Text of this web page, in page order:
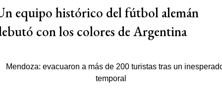
equipo histórico del fútbol alemán
con los colores de Argentina